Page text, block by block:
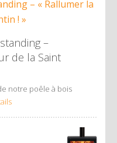
–
de la Saint
notre poêle à bois